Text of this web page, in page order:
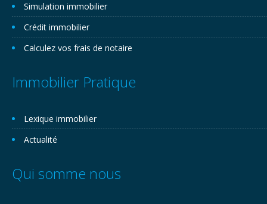
Simulation immobilier
Crédit immobilier
Calculez vos frais de notaire
Immobilier Pratique
Lexique immobilier
Actualité
Qui somme nous